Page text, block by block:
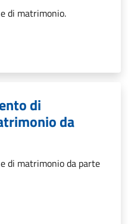
di matrimonio.
di
da
di matrimonio da parte